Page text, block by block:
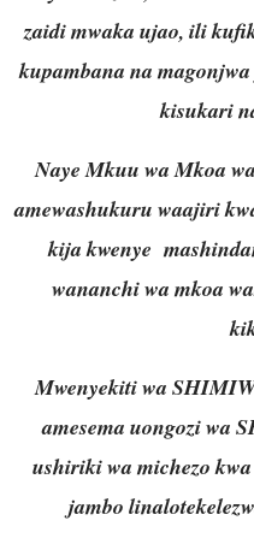
zaidi mwaka ujao, ili
kupambana na
kisukari
Naye Mkuu wa Mkoa
amewashukuru waajiri
kija kwenye
wananchi wa mkoa
Mwenyekiti wa
amesema uongozi wa
ushiriki wa michezo
jambo